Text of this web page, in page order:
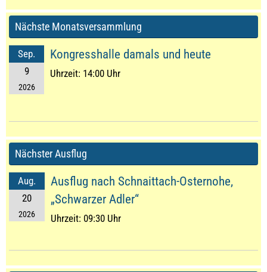
Nächste Monatsversammlung
Sep.
9
2026
Kongresshalle damals und heute
Uhrzeit: 14:00 Uhr
Nächster Ausflug
Aug.
20
2026
Ausflug nach Schnaittach-Osternohe,
„Schwarzer Adler“
Uhrzeit: 09:30 Uhr